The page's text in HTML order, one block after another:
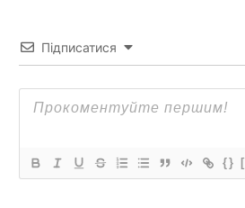
Підписатися
{}